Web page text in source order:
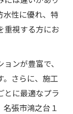
水性に優れ、特
重視する方にお
ンが豊富で、
。さらに、施工
とに最適なプラ
張市鴻之台１